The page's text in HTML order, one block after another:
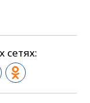
сетях: